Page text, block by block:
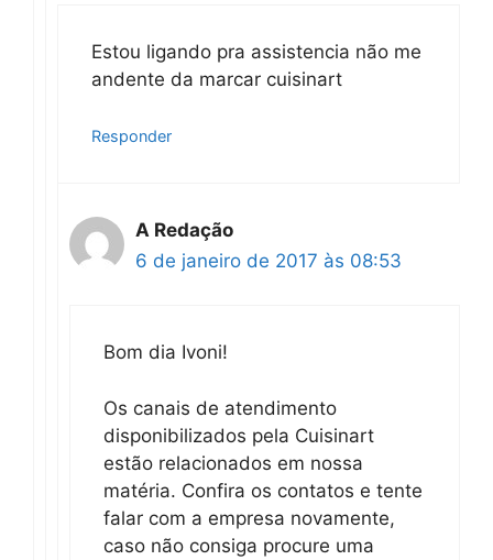
Estou ligando pra assistencia não me
andente da marcar cuisinart
Responder
A Redação
6 de janeiro de 2017 às 08:53
Bom dia Ivoni!
Os canais de atendimento
disponibilizados pela Cuisinart
estão relacionados em nossa
matéria. Confira os contatos e tente
falar com a empresa novamente,
caso não consiga procure uma